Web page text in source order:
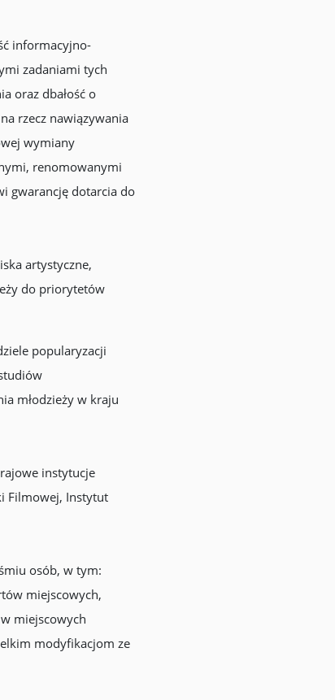
informacyjno-
zadaniami tych
oraz dbałość o
rzecz nawiązywania
wymiany
renomowanymi
gwarancję dotarcia do
artystyczne,
do priorytetów
popularyzacji
młodzieży w kraju
instytucje
Filmowej, Instytut
osób, w tym:
miejscowych,
miejscowych
modyfikacjom ze